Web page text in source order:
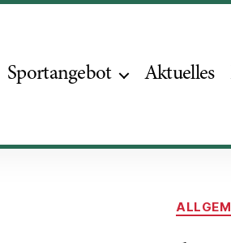
Sportangebot Aktuelles